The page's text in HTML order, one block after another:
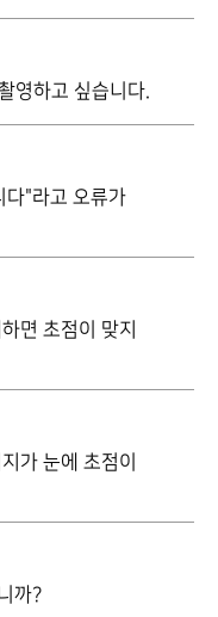
영하고 싶습니다.
다"라고 오류가
면 초점이 맞지
가 눈에 초점이
까?